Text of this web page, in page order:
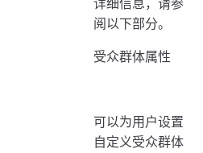
详细信息，请参
阅以下部分。
受众群体属性
可以为用户设置
自定义受众群体